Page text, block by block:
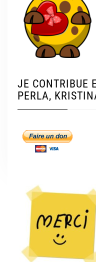
JE CONTRIBUE
PERLA,